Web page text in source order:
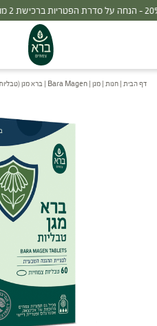
30% - הנחה על סדרת הפטריות ברכישת 3 מוצרים
דף הבית | חנות | מגן | Bara Magen | ברא מגן (טבליות)